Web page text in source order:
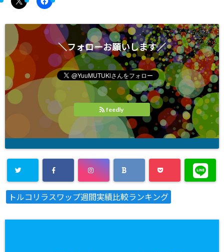
＼フォローお願いします／
feedly
トルコリラスワップ週間実績比較ランキング